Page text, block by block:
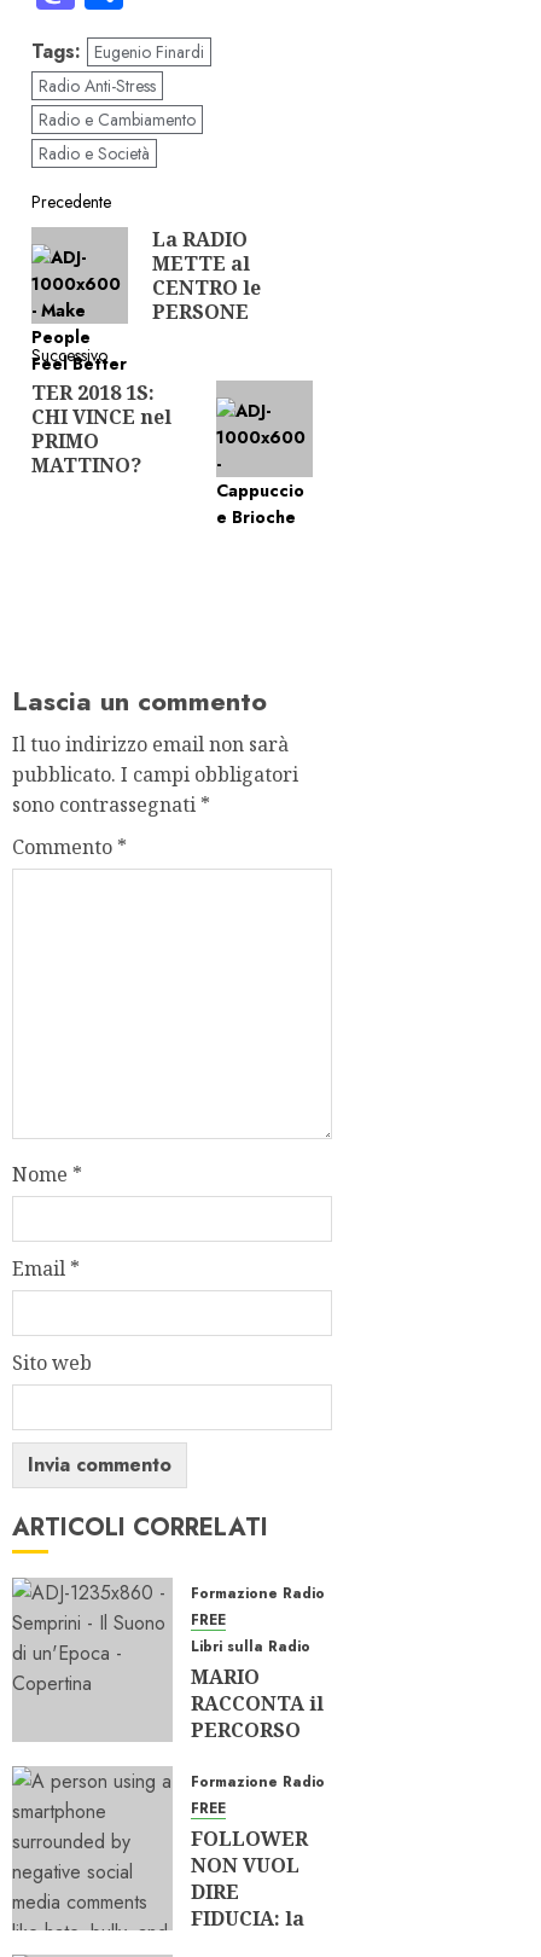
Tags: Eugenio Finardi
Radio Anti-Stress
Radio e Cambiamento
Radio e Società
Navigazione
articolo
Precedente
Articolo
precedente:
La RADIO
METTE al
CENTRO le
PERSONE
Successivo
Articolo
successivo:
TER 2018 1S:
CHI VINCE nel
PRIMO
MATTINO?
Lascia un commento
Il tuo indirizzo email non sarà
pubblicato. I campi obbligatori
sono contrassegnati *
Commento *
Nome *
Email *
Sito web
ARTICOLI CORRELATI
Formazione Radio
FREE
Libri sulla Radio
MARIO
RACCONTA il
PERCORSO
dall’AUDIO
alla RADIO
15/06/2026
0
315
Formazione Radio
FREE
FOLLOWER
NON VUOL
DIRE
FIDUCIA: la